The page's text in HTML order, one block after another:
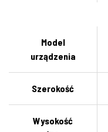
Model
urządzenia
Szerokość
Wysokość